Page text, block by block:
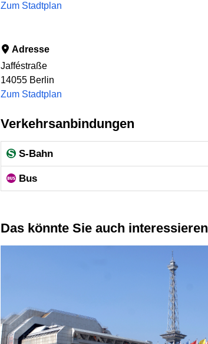
Zum Stadtplan
Adresse
Jafféstraße
14055 Berlin
Zum Stadtplan
Verkehrsanbindungen
S-Bahn
Bus
Das könnte Sie auch interessieren